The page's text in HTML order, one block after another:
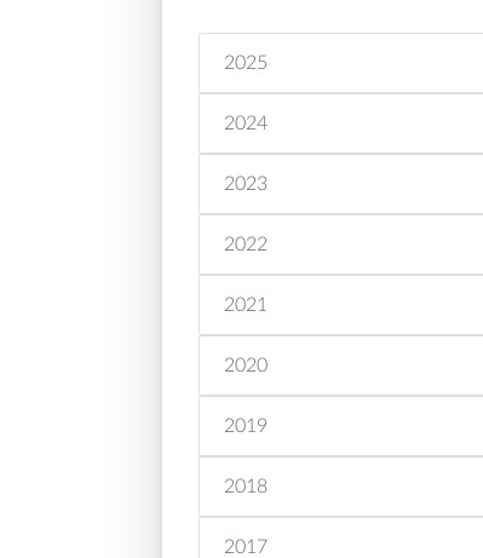
2025
2024
2023
2022
2021
2020
2019
2018
2017